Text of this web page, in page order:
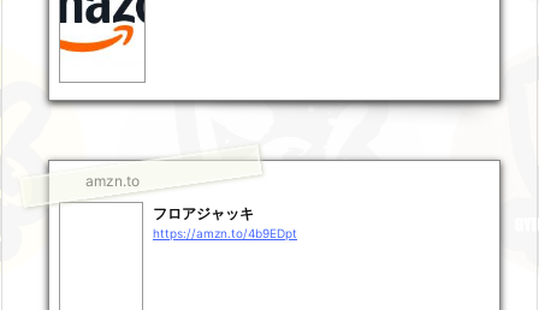
amzn.to
フロアジャッキ
https://amzn.to/4b9EDpt